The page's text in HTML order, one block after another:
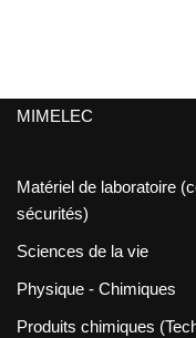
MIMELEC
Matériel de laboratoire
sécurités)
Sciences de la vie
Physique - Chimiques
Produits chimiques